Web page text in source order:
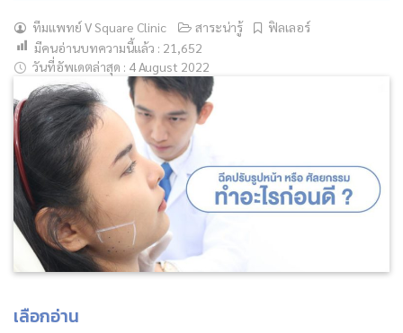
NEW
NEW
ค้นหาข้อมูล
Search
for:
ทีมแพทย์ V Square Clinic สาระน่ารู้
ฟิลเลอร์
มีคนอ่านบทความนี้แล้ว : 21,652
วันที่อัพเดตล่าสุด : 4 August 2022
เลือกอ่าน